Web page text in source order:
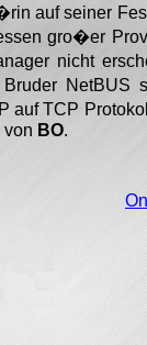
auf seiner
gro�er
nicht
NetBUS
auf TCP
von BO.